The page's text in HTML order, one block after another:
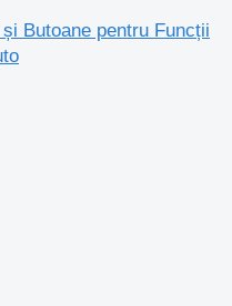
Butoane pentru Funcții